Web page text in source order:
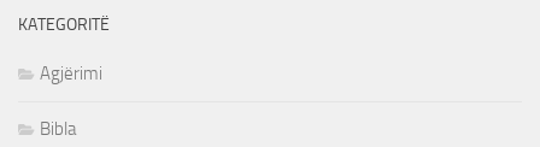
KATEGORITË
Agjërimi
Bibla